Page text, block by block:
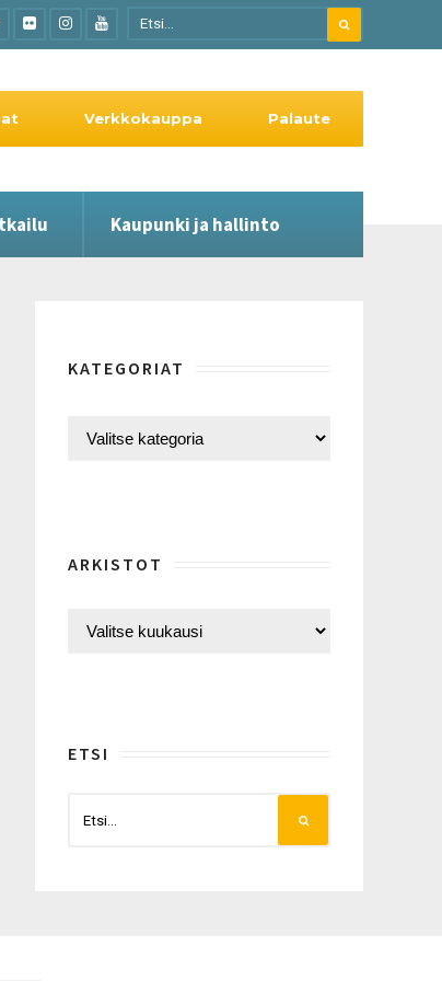
Kaupunki ja hallinto
Verkkokauppa Palaute
KATEGORIAT
ARKISTOT
ETSI